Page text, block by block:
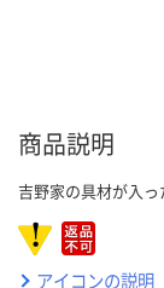
商品説明
吉野家の具材が入っ
アイコンの説明